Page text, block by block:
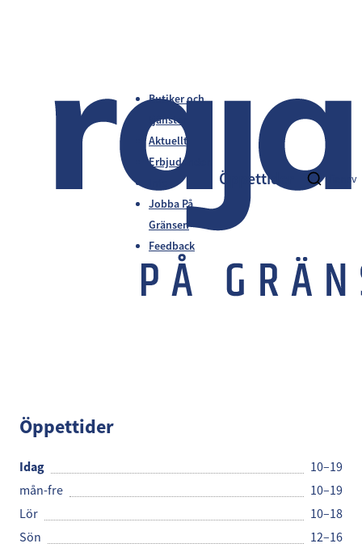
Butiker och
tjänster
Aktuellt
Erbjudanden
Jobba På
Gränsen
Feedback
sv
Öppettider
Öppettider
Idag
10–19
mån-fre
10–19
Lör
10–18
Sön
12–16